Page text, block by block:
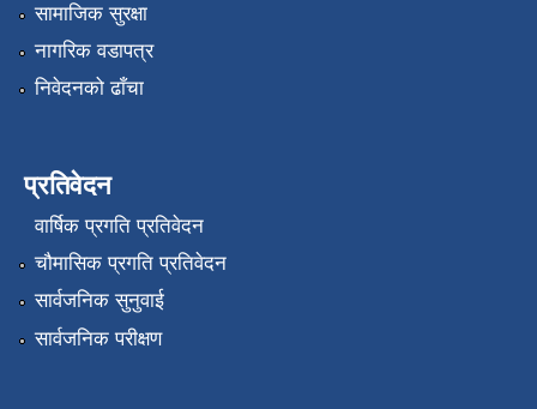
सामाजिक सुरक्षा
नागरिक वडापत्र
निवेदनको ढाँचा
प्रतिवेदन
वार्षिक प्रगति प्रतिवेदन
चौमासिक प्रगति प्रतिवेदन
सार्वजनिक सुनुवाई
सार्वजनिक परीक्षण